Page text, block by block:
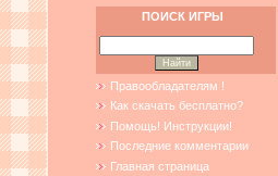
ПОИСК ИГРЫ
Правообладателям !
Как скачать бесплатно?
Помощь! Инструкции!
Последние комментарии
Главная страница